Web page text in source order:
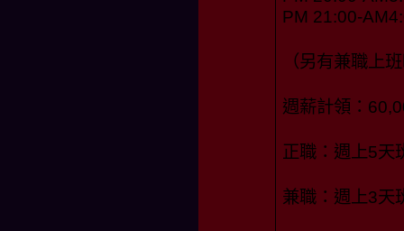
PM 21:00-
（另有兼職上
週薪計領：
正職：週上5天
兼職：週上3天